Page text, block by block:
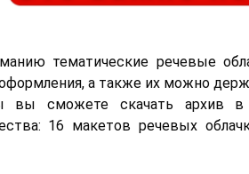
тематические речевые
а также их можно
вы сможете скачать архив в
16 макетов речевых